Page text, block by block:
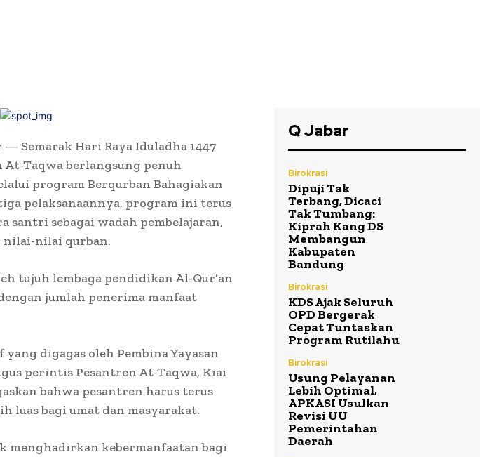
Semarak Hari Raya Iduladha 1447
Taqwa berlangsung penuh
program Berqurban Bahagiakan
pelaksanaannya, program ini terus
santri sebagai wadah pembelajaran,
nilai-nilai qurban.
tujuh lembaga pendidikan Al-Qur’an
jumlah penerima manfaat
digagas oleh Pembina Yayasan
perintis Pesantren At-Taqwa, Kiai
bahwa pesantren harus terus
luas bagi umat dan masyarakat.
menghadirkan kebermanfaatan bagi
Q Jabar
Birokrasi
Dipuji Tak
Terbang, Dicaci
Tak Tumbang:
Kiprah Kang DS
Membangun
Kabupaten
Bandung
Birokrasi
KDS Ajak Seluruh
OPD Bergerak
Cepat Tuntaskan
Program Rutilahu
Birokrasi
Usung Pelayanan
Lebih Optimal,
APKASI Usulkan
Revisi UU
Pemerintahan
Daerah